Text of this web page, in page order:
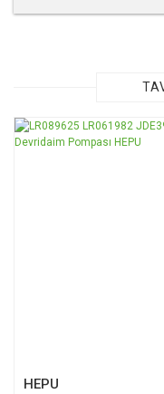
Görüş ve önerileriniz
Ürün resmi
HEPU